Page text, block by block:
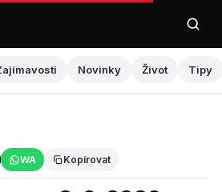
Novinky Život Tipy
WA Kopírovat